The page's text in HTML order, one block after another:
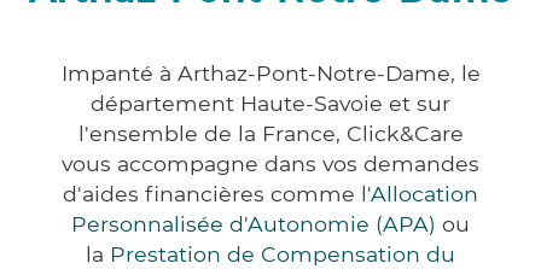
Impanté à Arthaz-Pont-Notre-Dame, le
département Haute-Savoie et sur
l'ensemble de la France, Click&Care
vous accompagne dans vos demandes
d'aides financières comme l'Allocation
Personnalisée d'Autonomie (APA) ou
la Prestation de Compensation du